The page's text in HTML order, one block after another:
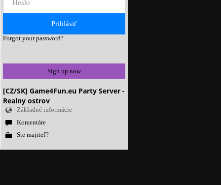
Forgot your password?
Sign up now
[CZ/SK] Game4Fun.eu Party Server -
Realny ostrov
Základné informácie
Komentáre
Ste majiteľ?